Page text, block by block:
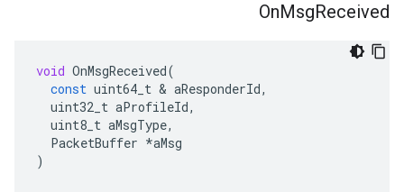
OnMsgReceived
void OnMsgReceived(
const uint64_t & aResponderId,
uint32_t aProfileId,
uint8_t aMsgType,
PacketBuffer *aMsg
)